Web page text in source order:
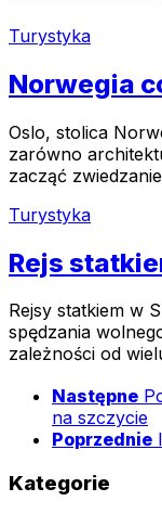
Turystyka
Norwegia
Oslo, stolica
zarówno
zacząć
Turystyka
Rejs
Rejsy statkiem w
spędzania
zależności od
Następne
na szczycie
Poprzednie
Kategorie